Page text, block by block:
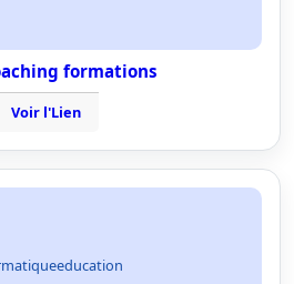
formations
Voir l'Lien